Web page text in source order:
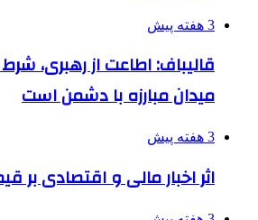
3 هفته پیش
قالیباف: اطاعت از رهبری،
میدان مبارزه با دشمن است
3 هفته پیش
اثر اخبار مالی و اقتصادی بر